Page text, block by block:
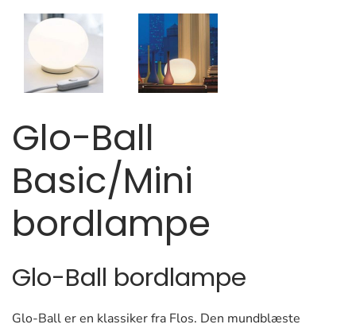
Glo-Ball
Basic/Mini
bordlampe
Glo-Ball bordlampe
Glo-Ball er en klassiker fra Flos. Den mundblæste